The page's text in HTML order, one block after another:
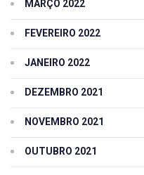
MARÇO 2022
FEVEREIRO 2022
JANEIRO 2022
DEZEMBRO 2021
NOVEMBRO 2021
OUTUBRO 2021